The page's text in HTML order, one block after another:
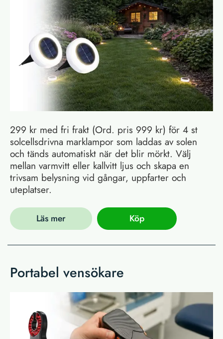
299 kr med fri frakt (Ord. pris 999 kr) för 4 st
solcellsdrivna marklampor som laddas av solen
och tänds automatiskt när det blir mörkt. Välj
mellan varmvitt eller kallvitt ljus och skapa en
trivsam belysning vid gångar, uppfarter och
uteplatser.
Läs mer Köp
Portabel vensökare